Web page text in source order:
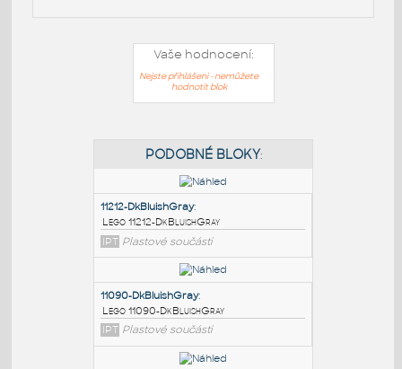
Vaše hodnocení:
Nejste přihlášeni - nemůžete
hodnotit blok
PODOBNÉ BLOKY
11212-DkBluishGray